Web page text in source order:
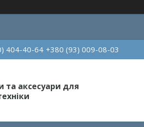
404-40-64 +380 (93) 009-08-03
та аксесуари для